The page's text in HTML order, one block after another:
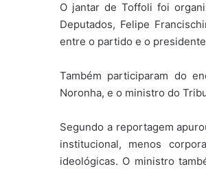
O jantar de Toffoli foi
Deputados, Felipe
entre o partido e o
Também participaram do
Noronha, e o ministro do
Segundo a reportagem
institucional, menos
ideológicas. O ministro